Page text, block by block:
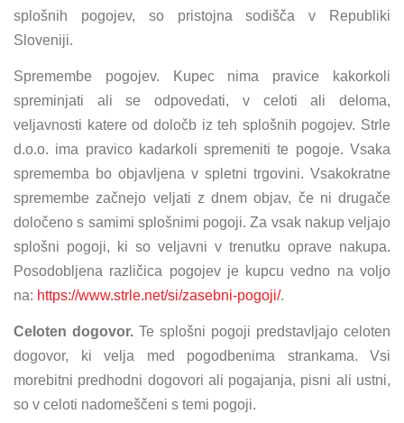
splošnih pogojev, so pristojna sodišča v Republiki
Sloveniji.
Spremembe pogojev. Kupec nima pravice kakorkoli
spreminjati ali se odpovedati, v celoti ali deloma,
veljavnosti katere od določb iz teh splošnih pogojev. Strle
d.o.o. ima pravico kadarkoli spremeniti te pogoje. Vsaka
sprememba bo objavljena v spletni trgovini. Vsakokratne
spremembe začnejo veljati z dnem objav, če ni drugače
določeno s samimi splošnimi pogoji. Za vsak nakup veljajo
splošni pogoji, ki so veljavni v trenutku oprave nakupa.
Posodobljena različica pogojev je kupcu vedno na voljo
na: https://www.strle.net/si/zasebni-pogoji/.
Celoten dogovor. Te splošni pogoji predstavljajo celoten
dogovor, ki velja med pogodbenima strankama. Vsi
morebitni predhodni dogovori ali pogajanja, pisni ali ustni,
so v celoti nadomeščeni s temi pogoji.